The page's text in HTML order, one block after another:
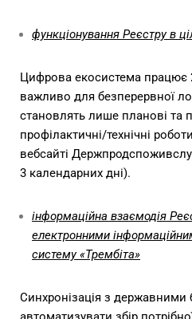
функціонування Реєстру в
Цифрова екосистема працює
важливо для безперервної
становлять лише планові та
профілактичні/технічні
вебсайті
3 календарних дні).
інформаційна взаємодія
електронними
систему «Трембіта»
Синхронізація з